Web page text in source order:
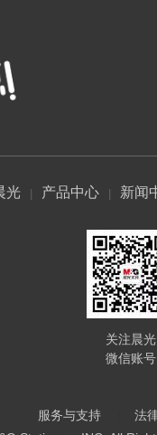
光 产品中心 新闻
关注晨光
微信账号
服务与支持
法